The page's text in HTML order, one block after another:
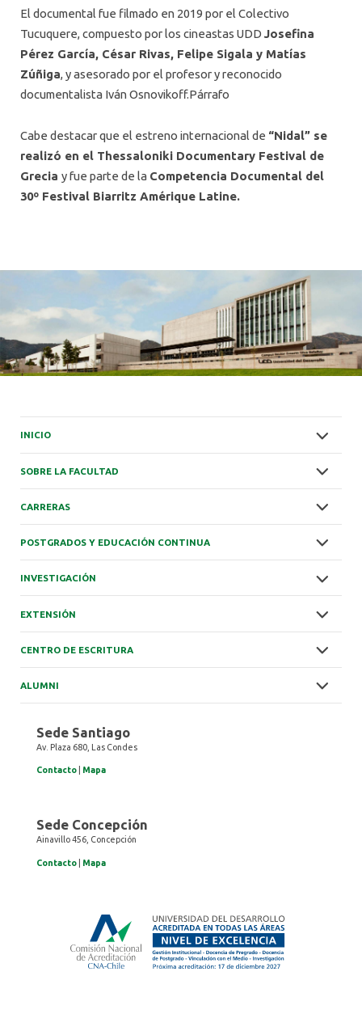
El documental fue filmado en 2019 por el Colectivo
Tucuquere, compuesto por los cineastas UDD Josefina
Pérez García, César Rivas, Felipe Sigala y Matías
Zúñiga, y asesorado por el profesor y reconocido
documentalista Iván Osnovikoff.Párrafo
Cabe destacar que el estreno internacional de “Nidal” se
realizó en el Thessaloniki Documentary Festival de
Grecia y fue parte de la Competencia Documental del
30º Festival Biarritz Amérique Latine.
INICIO
SOBRE LA FACULTAD
CARRERAS
POSTGRADOS Y EDUCACIÓN CONTINUA
INVESTIGACIÓN
EXTENSIÓN
CENTRO DE ESCRITURA
ALUMNI
Sede Santiago
Av. Plaza 680, Las Condes
Contacto Mapa
Sede Concepción
Ainavillo 456, Concepción
Contacto Mapa